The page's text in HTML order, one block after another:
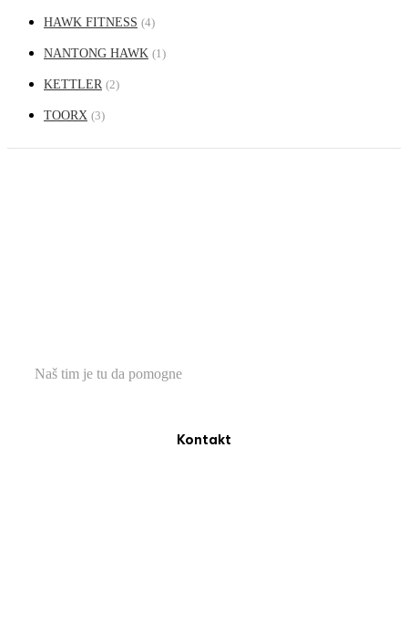
HAWK FITNESS (4)
NANTONG HAWK (1)
KETTLER (2)
TOORX (3)
Naš tim je tu da pomogne
Kontakt